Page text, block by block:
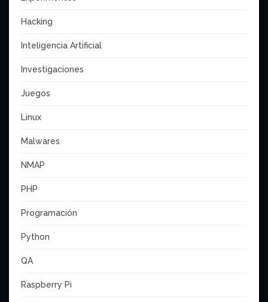
Hacking
Inteligencia Artificial
Investigaciones
Juegos
Linux
Malwares
NMAP
PHP
Programación
Python
QA
Raspberry Pi